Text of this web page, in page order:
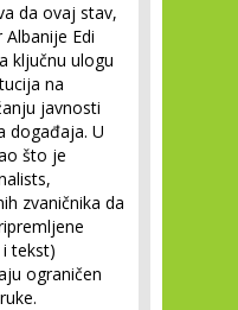
da ovaj stav,
Edi
ključnu ulogu
na
javnosti
događaja. U
što je
zvaničnika da
tekst)
ograničen